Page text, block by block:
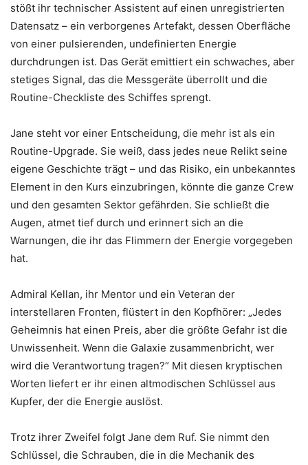
stößt ihr technischer Assistent auf einen unregistrierten
Datensatz – ein verborgenes Artefakt, dessen Oberfläche
von einer pulsierenden, undefinierten Energie
durchdrungen ist. Das Gerät emittiert ein schwaches, aber
stetiges Signal, das die Messgeräte überrollt und die
Routine-Checkliste des Schiffes sprengt.
Jane steht vor einer Entscheidung, die mehr ist als ein
Routine-Upgrade. Sie weiß, dass jedes neue Relikt seine
eigene Geschichte trägt – und das Risiko, ein unbekanntes
Element in den Kurs einzubringen, könnte die ganze Crew
und den gesamten Sektor gefährden. Sie schließt die
Augen, atmet tief durch und erinnert sich an die
Warnungen, die ihr das Flimmern der Energie vorgegeben
hat.
Admiral Kellan, ihr Mentor und ein Veteran der
interstellaren Fronten, flüstert in den Kopfhörer: „Jedes
Geheimnis hat einen Preis, aber die größte Gefahr ist die
Unwissenheit. Wenn die Galaxie zusammenbricht, wer
wird die Verantwortung tragen?“ Mit diesen kryptischen
Worten liefert er ihr einen altmodischen Schlüssel aus
Kupfer, der die Energie auslöst.
Trotz ihrer Zweifel folgt Jane dem Ruf. Sie nimmt den
Schlüssel, die Schrauben, die in die Mechanik des